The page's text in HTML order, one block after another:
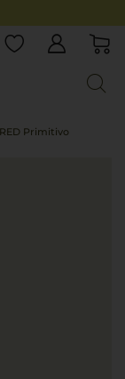
RED Primitivo